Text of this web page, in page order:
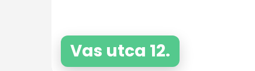
Vas utca 12.